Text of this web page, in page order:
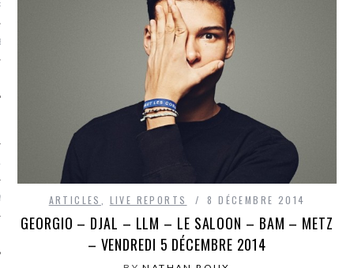
ARTICLES LIVE REPORTS 8 DÉCEMBRE 2014
GEORGIO – DJAL – LLM – LE SALOON – BAM – METZ
– VENDREDI 5 DÉCEMBRE 2014